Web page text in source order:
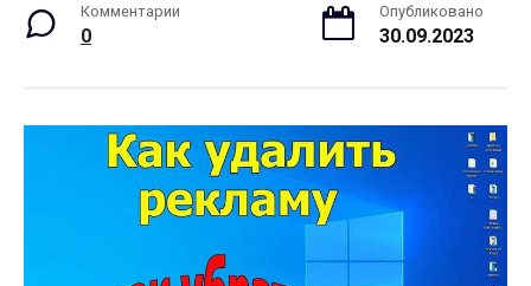
Комментарии
0
Опубликовано
30.09.2023